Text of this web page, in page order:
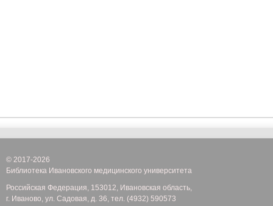
© 2017-2026
Библиотека Ивановского медицинского университета
Российская Федерация, 153012, Ивановская область,
г. Иваново, ул. Садовая, д. 36, тел. (4932) 590573